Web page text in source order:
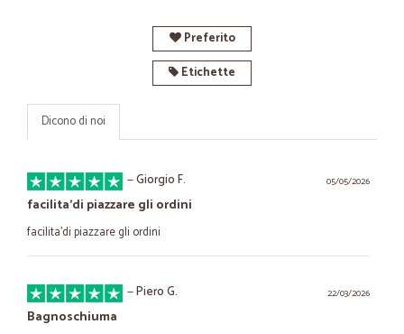
Preferito
Etichette
Dicono di noi
05/05/2026
—Giorgio F.
facilita'di piazzare gli ordini
facilita'di piazzare gli ordini
22/03/2026
—Piero G.
Bagnoschiuma